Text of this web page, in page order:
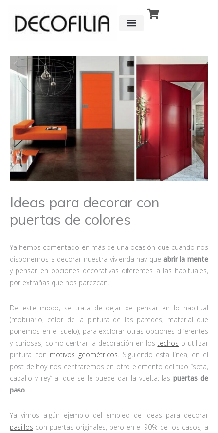
contenido
Ideas para decorar con
puertas de colores
Ya hemos comentado en más de una ocasión que cuando nos
disponemos a decorar nuestra vivienda hay que abrir la mente
y pensar en opciones decorativas diferentes a las habituales,
por extrañas que nos parezcan.
De este modo, se trata de dejar de pensar en lo habitual
(mobiliario, color de la pintura de las paredes, material que
ponemos en el suelo), para explorar otras opciones diferentes
y curiosas, como centrar la decoración en lostechos o utilizar
pintura con motivos geométricos . Siguiendo esta línea, en el
post de hoy nos centraremos en otro elemento del tipo “sota,
caballo y rey” al que se le puede dar la vuelta: laspuertas de
paso
Ya vimos algún ejemplo del empleo de ideas para decorar
pasillos con puertas originales, pero en el 90% de los casos, a